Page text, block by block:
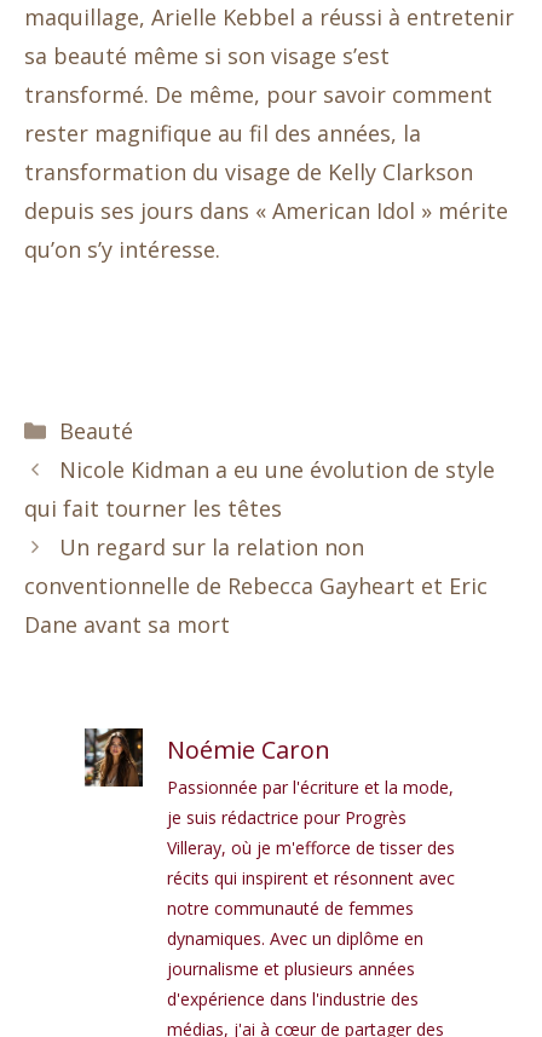
maquillage, Arielle Kebbel a réussi à entretenir
sa beauté même si son visage s’est
transformé. De même, pour savoir comment
rester magnifique au fil des années, la
transformation du visage de Kelly Clarkson
depuis ses jours dans « American Idol » mérite
qu’on s’y intéresse.
Catégories
Beauté
Nicole Kidman a eu une évolution de style
qui fait tourner les têtes
Un regard sur la relation non
conventionnelle de Rebecca Gayheart et Eric
Dane avant sa mort
Noémie Caron
Passionnée par l'écriture et la mode,
je suis rédactrice pour Progrès
Villeray, où je m'efforce de tisser des
récits qui inspirent et résonnent avec
notre communauté de femmes
dynamiques. Avec un diplôme en
journalisme et plusieurs années
d'expérience dans l'industrie des
médias, j'ai à cœur de partager des